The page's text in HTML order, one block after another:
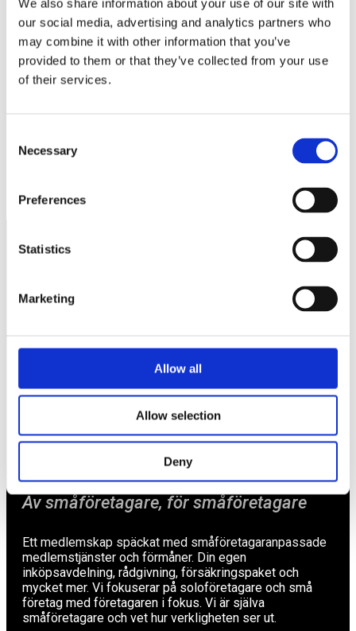
We also share information about your use of our site with
our social media, advertising and analytics partners who
may combine it with other information that you’ve
provided to them or that they’ve collected from your use
of their services.
Selection
Necessary
Preferences
Statistics
Marketing
Allow all
Allow selection
Deny
Webbplats
Spara mitt namn, min e-postadress och webbplats i denna
webbläsare till nästa gång jag skriver en kommentar.
Av småföretagare, för småföretagare
Ett medlemskap späckat med småföretagaranpassade
medlemstjänster och förmåner. Din egen
inköpsavdelning, rådgivning, försäkringspaket och
mycket mer. Vi fokuserar på soloföretagare och små
företag med företagaren i fokus. Vi är själva
småföretagare och vet hur verkligheten ser ut.
Förmåner
Tips
Om oss